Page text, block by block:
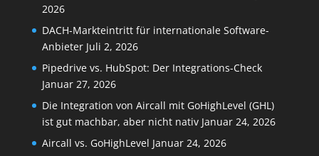
2026
DACH-Markteintritt für internationale Software-
Anbieter Juli 2, 2026
Pipedrive vs. HubSpot: Der Integrations-Check
Januar 27, 2026
Die Integration von Aircall mit GoHighLevel (GHL)
ist gut machbar, aber nicht nativ Januar 24, 2026
Aircall vs. GoHighLevel Januar 24, 2026